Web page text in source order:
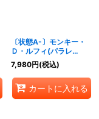
〔状態A-〕モンキー・
Ｄ・ルフィ(パラレ
ル/illust:Bashikou)
【SR/P】{OP16-015}
7,980円(税込)
カートに入れる